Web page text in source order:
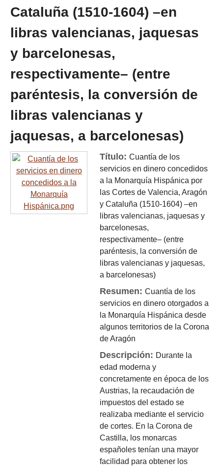
Cataluña (1510-1604) –en
libras valencianas, jaquesas
y barcelonesas,
respectivamente– (entre
paréntesis, la conversión de
libras valencianas y
jaquesas, a barcelonesas)
Título:Cuantía de los
servicios en dinero concedidos
a la Monarquía Hispánica por
las Cortes de Valencia, Aragón
y Cataluña (1510-1604) –en
libras valencianas, jaquesas y
barcelonesas,
respectivamente– (entre
paréntesis, la conversión de
libras valencianas y jaquesas,
a barcelonesas)
Resumen:Cuantía de los
servicios en dinero otorgados a
la Monarquía Hispánica desde
algunos territorios de la Corona
de Aragón
Descripción: Durante la
edad moderna y
concretamente en época de los
Austrias, la recaudación de
impuestos del estado se
realizaba mediante el servicio
de cortes. En la Corona de
Castilla, los monarcas
españoles tenían una mayor
facilidad para obtener los